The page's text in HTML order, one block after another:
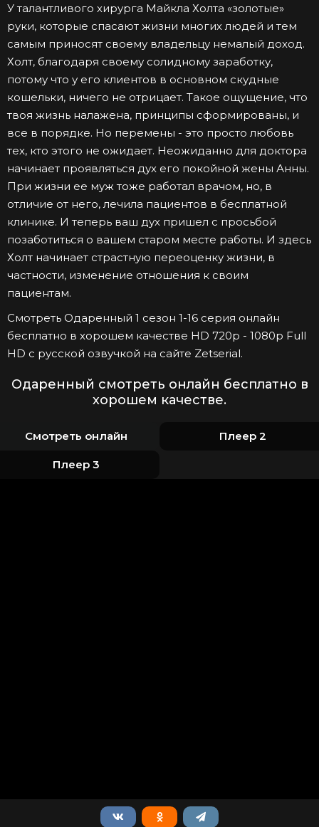
У талантливого хирурга Майкла Холта «золотые»
руки, которые спасают жизни многих людей и тем
самым приносят своему владельцу немалый доход.
Холт, благодаря своему солидному заработку,
потому что у его клиентов в основном скудные
кошельки, ничего не отрицает. Такое ощущение, что
твоя жизнь налажена, принципы сформированы, и
все в порядке. Но перемены - это просто любовь
тех, кто этого не ожидает. Неожиданно для доктора
начинает проявляться дух его покойной жены Анны.
При жизни ее муж тоже работал врачом, но, в
отличие от него, лечила пациентов в бесплатной
клинике. И теперь ваш дух пришел с просьбой
позаботиться о вашем старом месте работы. И здесь
Холт начинает страстную переоценку жизни, в
частности, изменение отношения к своим
пациентам.
Смотреть Одаренный 1 сезон 1-16 серия онлайн
бесплатно в хорошем качестве HD 720p - 1080p Full
HD с русской озвучкой на сайте Zetserial.
Одаренный смотреть онлайн бесплатно в
хорошем качестве.
Смотреть онлайн Плеер 2
Плеер 3